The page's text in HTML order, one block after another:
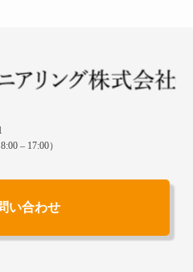
– 17:00）
い合わせ